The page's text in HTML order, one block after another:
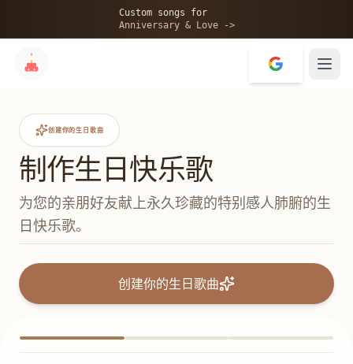
Custom songs for
Anniversary & Love ->
创建你的生日歌曲
制作生日快乐歌
为您的亲朋好友献上永久珍藏的特别感人肺腑的生
日快乐歌。
创建你的生日歌曲